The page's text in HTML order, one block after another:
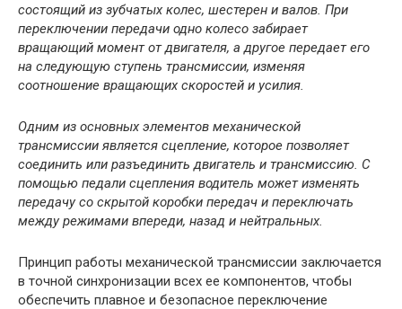
состоящий из зубчатых колес, шестерен и валов. При
переключении передачи одно колесо забирает
вращающий момент от двигателя, а другое передает его
на следующую ступень трансмиссии, изменяя
соотношение вращающих скоростей и усилия.
Одним из основных элементов механической
трансмиссии является сцепление, которое позволяет
соединить или разъединить двигатель и трансмиссию. С
помощью педали сцепления водитель может изменять
передачу со скрытой коробки передач и переключать
между режимами впереди, назад и нейтральных.
Принцип работы механической трансмиссии заключается
в точной синхронизации всех ее компонентов, чтобы
обеспечить плавное и безопасное переключение